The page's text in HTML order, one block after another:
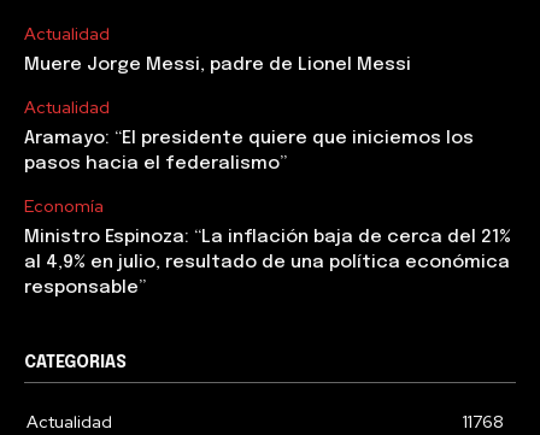
Actualidad
Muere Jorge Messi, padre de Lionel Messi
Actualidad
Aramayo: “El presidente quiere que iniciemos los
pasos hacia el federalismo”
Economía
Ministro Espinoza: “La inflación baja de cerca del 21%
al 4,9% en julio, resultado de una política económica
responsable”
CATEGORIAS
Actualidad
11768